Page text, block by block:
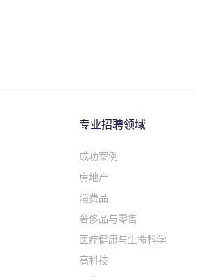
专业招聘领域
成功案例
房地产
消费品
奢侈品与零售
医疗健康与生命科学
高科技